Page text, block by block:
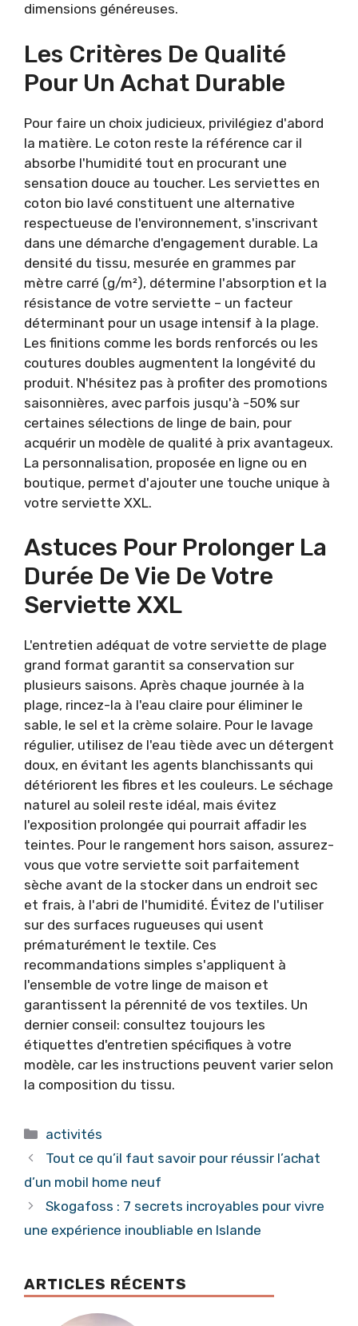
dimensions généreuses.
Les Critères De Qualité
Pour Un Achat Durable
Pour faire un choix judicieux, privilégiez d'abord
la matière. Le coton reste la référence car il
absorbe l'humidité tout en procurant une
sensation douce au toucher. Les serviettes en
coton bio lavé constituent une alternative
respectueuse de l'environnement, s'inscrivant
dans une démarche d'engagement durable. La
densité du tissu, mesurée en grammes par
mètre carré (g/m²), détermine l'absorption et la
résistance de votre serviette – un facteur
déterminant pour un usage intensif à la plage.
Les finitions comme les bords renforcés ou les
coutures doubles augmentent la longévité du
produit. N'hésitez pas à profiter des promotions
saisonnières, avec parfois jusqu'à -50% sur
certaines sélections de linge de bain, pour
acquérir un modèle de qualité à prix avantageux.
La personnalisation, proposée en ligne ou en
boutique, permet d'ajouter une touche unique à
votre serviette XXL.
Astuces Pour Prolonger La
Durée De Vie De Votre
Serviette XXL
L'entretien adéquat de votre serviette de plage
grand format garantit sa conservation sur
plusieurs saisons. Après chaque journée à la
plage, rincez-la à l'eau claire pour éliminer le
sable, le sel et la crème solaire. Pour le lavage
régulier, utilisez de l'eau tiède avec un détergent
doux, en évitant les agents blanchissants qui
détériorent les fibres et les couleurs. Le séchage
naturel au soleil reste idéal, mais évitez
l'exposition prolongée qui pourrait affadir les
teintes. Pour le rangement hors saison, assurez-
vous que votre serviette soit parfaitement
sèche avant de la stocker dans un endroit sec
et frais, à l'abri de l'humidité. Évitez de l'utiliser
sur des surfaces rugueuses qui usent
prématurément le textile. Ces
recommandations simples s'appliquent à
l'ensemble de votre linge de maison et
garantissent la pérennité de vos textiles. Un
dernier conseil: consultez toujours les
étiquettes d'entretien spécifiques à votre
modèle, car les instructions peuvent varier selon
la composition du tissu.
Catégories
activités
Tout ce qu’il faut savoir pour réussir l’achat
d’un mobil home neuf
Skogafoss : 7 secrets incroyables pour vivre
une expérience inoubliable en Islande
ARTICLES RÉCENTS